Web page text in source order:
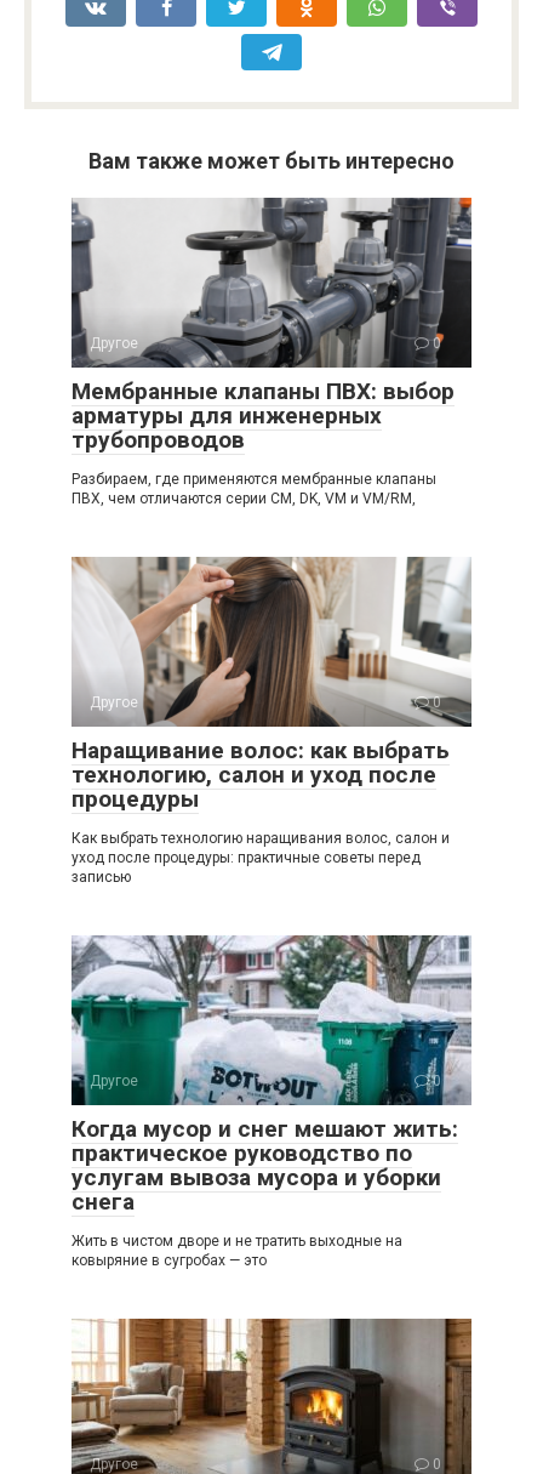
Вам также может быть интересно
Другое 0
Мембранные клапаны ПВХ: выбор
арматуры для инженерных
трубопроводов
Разбираем, где применяются мембранные клапаны
ПВХ, чем отличаются серии CM, DK, VM и VM/RM,
Другое 0
Наращивание волос: как выбрать
технологию, салон и уход после
процедуры
Как выбрать технологию наращивания волос, салон и
уход после процедуры: практичные советы перед
записью
Другое 0
Когда мусор и снег мешают жить:
практическое руководство по
услугам вывоза мусора и уборки
снега
Жить в чистом дворе и не тратить выходные на
ковыряние в сугробах — это
Другое 0